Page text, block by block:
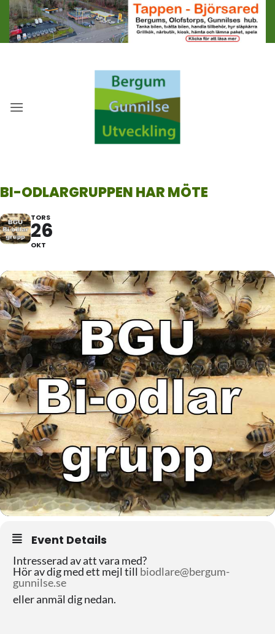
Skip
content
BI-ODLARGRUPPEN HAR MÖTE
TORS
26
OKT
Event Details
Intresserad av att vara med?
Hör av dig med ett mejl till biodlare@bergum-
gunnilse.se
eller anmäl dig nedan.